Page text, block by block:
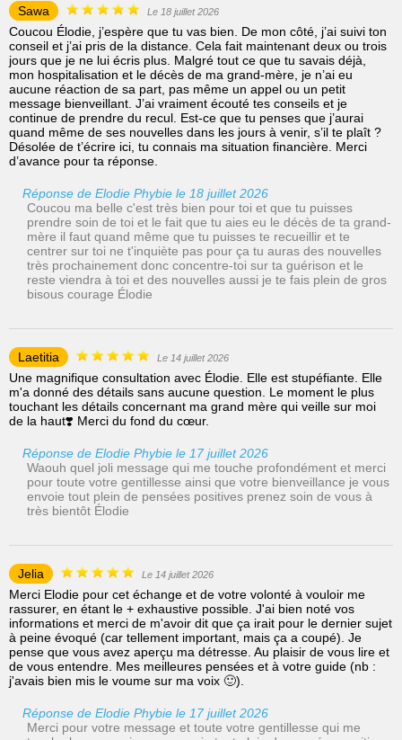
Sawa Le 18 juillet 2026
Coucou Élodie, j’espère que tu vas bien. De mon côté, j’ai suivi ton
conseil et j’ai pris de la distance. Cela fait maintenant deux ou trois
jours que je ne lui écris plus. Malgré tout ce que tu savais déjà,
mon hospitalisation et le décès de ma grand-mère, je n’ai eu
aucune réaction de sa part, pas même un appel ou un petit
message bienveillant. J’ai vraiment écouté tes conseils et je
continue de prendre du recul. Est-ce que tu penses que j’aurai
quand même de ses nouvelles dans les jours à venir, s’il te plaît ?
Désolée de t’écrire ici, tu connais ma situation financière. Merci
d’avance pour ta réponse.
Réponse de Elodie Phybie le 18 juillet 2026
Coucou ma belle c'est très bien pour toi et que tu puisses
prendre soin de toi et le fait que tu aies eu le décès de ta grand-
mère il faut quand même que tu puisses te recueillir et te
centrer sur toi ne t'inquiète pas pour ça tu auras des nouvelles
très prochainement donc concentre-toi sur ta guérison et le
reste viendra à toi et des nouvelles aussi je te fais plein de gros
bisous courage Élodie
Laetitia Le 14 juillet 2026
Une magnifique consultation avec Élodie. Elle est stupéfiante. Elle
m'a donné des détails sans aucune question. Le moment le plus
touchant les détails concernant ma grand mère qui veille sur moi
de la haut❣️ Merci du fond du cœur.
Réponse de Elodie Phybie le 17 juillet 2026
Waouh quel joli message qui me touche profondément et merci
pour toute votre gentillesse ainsi que votre bienveillance je vous
envoie tout plein de pensées positives prenez soin de vous à
très bientôt Élodie
Jelia Le 14 juillet 2026
Merci Elodie pour cet échange et de votre volonté à vouloir me
rassurer, en étant le + exhaustive possible. J'ai bien noté vos
informations et merci de m'avoir dit que ça irait pour le dernier sujet
à peine évoqué (car tellement important, mais ça a coupé). Je
pense que vous avez aperçu ma détresse. Au plaisir de vous lire et
de vous entendre. Mes meilleures pensées et à votre guide (nb :
j'avais bien mis le voume sur ma voix 🙂).
Réponse de Elodie Phybie le 17 juillet 2026
Merci pour votre message et toute votre gentillesse qui me